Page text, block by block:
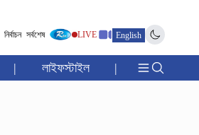
নির্বাচন সর্বশেষ LIVE English
| লাইফস্টাইল |